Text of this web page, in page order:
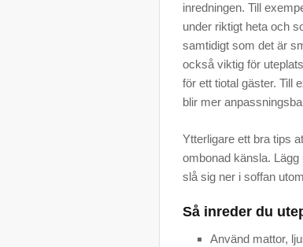
inredningen. Till
under riktigt heta och
samtidigt som det är
också viktig för
för ett tiotal gäster. Till
blir mer
Ytterligare ett bra tips
ombonad känsla.
slå sig ner i soffan
Så inreder du
Använd mattor,